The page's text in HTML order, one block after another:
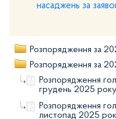
насаджень за
Розпорядження за
Розпорядження за
Розпорядження
грудень 2025 року
Розпорядження
листопад 2025